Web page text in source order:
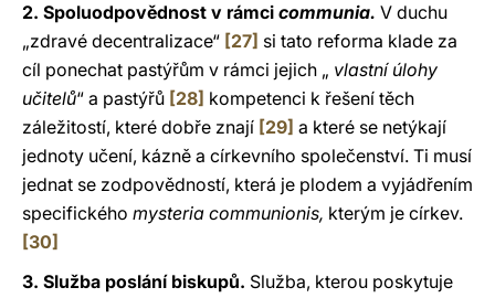
2. Spoluodpovědnost v rámci communia. V duchu
„zdravé decentralizace“ [27] si tato reforma klade za
cíl ponechat pastýřům v rámci jejich „ vlastní úlohy
učitelů“ a pastýřů [28] kompetenci k řešení těch
záležitostí, které dobře znají [29] a které se netýkají
jednoty učení, kázně a církevního společenství. Ti musí
jednat se zodpovědností, která je plodem a vyjádřením
specifického mysteria communionis, kterým je církev.
[30]
3. Služba poslání biskupů. Služba, kterou poskytuje